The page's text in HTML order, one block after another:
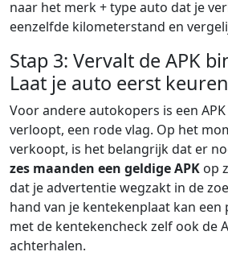
naar het merk + type auto dat je
eenzelfde kilometerstand en
Stap 3: Vervalt de APK
Laat je auto eerst keuren
Voor andere autokopers is een
verloopt, een rode vlag. Op het
verkoopt, is het belangrijk dat er
zes maanden een geldige APK op
dat je advertentie wegzakt in de
hand van je kentekenplaat kan
met de kentekencheck zelf ook de
achterhalen.